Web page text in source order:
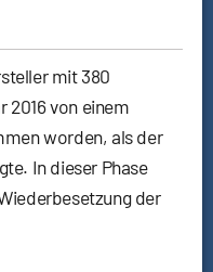
mit 380
2016 von einem
worden, als der
In dieser Phase
der